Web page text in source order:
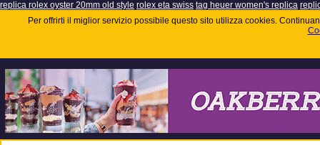
replica rolex oyster 20mm old style rolex eta swiss tag heuer women's replica
Per offrirti il miglior servizio possibile questo sito utilizza cookies.